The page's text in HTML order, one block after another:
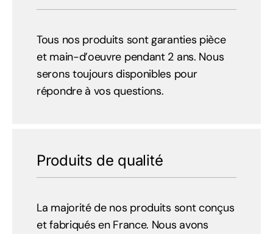
Tous nos produits sont garanties pièce
et main-d’oeuvre pendant 2 ans. Nous
serons toujours disponibles pour
répondre à vos questions.
Produits de qualité
La majorité de nos produits sont conçus
et fabriqués en France. Nous avons